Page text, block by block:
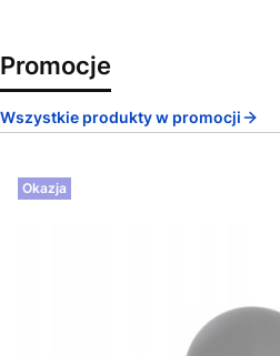
Promocje
Wszystkie produkty w promocji
Okazja